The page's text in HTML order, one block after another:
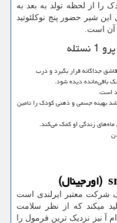
را از لحظه تولد به بعد به
شیر حضور پنج نوکلئوتید
آن است.
جداگانه قرار بگیرد و درب
باقی‌مانده دیده شود.
است.
بهینه جسمی و ذهنی کودک را تامین
زندگی او کمک می‌کند.
(اورجینال)
معتبر ایرلندی است
میکند که از نظر سلامت
نیز نزدیک ترین فرمول را